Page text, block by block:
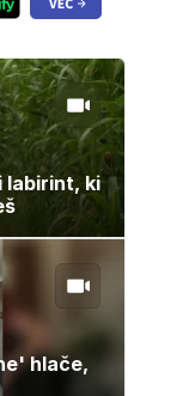
labirint, ki
hlače,